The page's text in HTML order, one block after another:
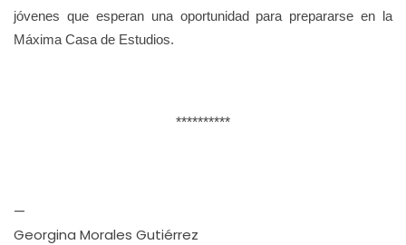
jóvenes que esperan una oportunidad para prepararse en la
Máxima Casa de Estudios.
**********
—
Georgina Morales Gutiérrez